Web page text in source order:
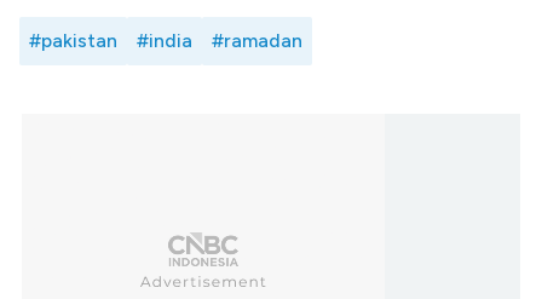
#pakistan #india #ramadan